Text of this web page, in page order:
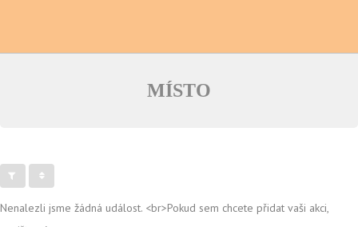
MÍSTO
Nenalezli jsme žádná událost. <br>Pokud sem chcete přidat vaši akci,